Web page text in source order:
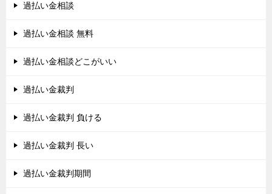
過払い金相談
過払い金相談 無料
過払い金相談どこがいい
過払い金裁判
過払い金裁判 負ける
過払い金裁判 長い
過払い金裁判期間